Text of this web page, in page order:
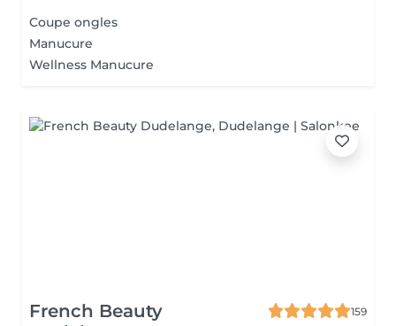
Coupe ongles
Manucure
Wellness Manucure
French Beauty
159